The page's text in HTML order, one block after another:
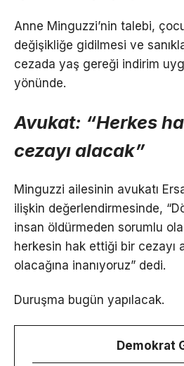
Anne Minguzzi’nin talebi,
değişikliğe gidilmesi ve
cezada yaş gereği indirim
yönünde.
Avukat: “Herkes
cezayı alacak”
Minguzzi ailesinin avukatı
ilişkin değerlendirmesinde,
insan öldürmeden sorumlu
herkesin hak ettiği bir cezayı
olacağına inanıyoruz” dedi.
Duruşma bugün yapılacak.
Demokrat